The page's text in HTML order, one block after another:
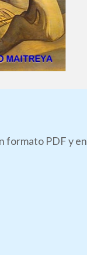
formato PDF y